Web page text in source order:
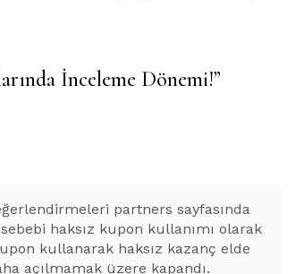
İnceleme Dönemi!”
partners sayfasında
haksız kupon kullanımı olarak
kullanarak haksız kazanç elde
açılmamak üzere kapandı.